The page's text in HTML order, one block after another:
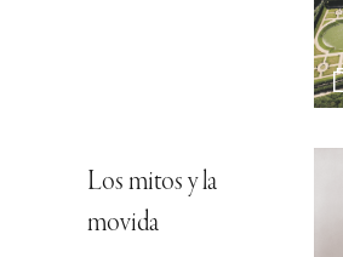
Los mitos y la
movida